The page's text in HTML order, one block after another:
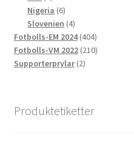
produkter
Nigeria 66
produkter
Slovenien 44
produkter
Fotbolls-EM 2024 404404
produkter
Fotbolls-VM 2022 210210
Supporterprylar 22
Produktetiketter